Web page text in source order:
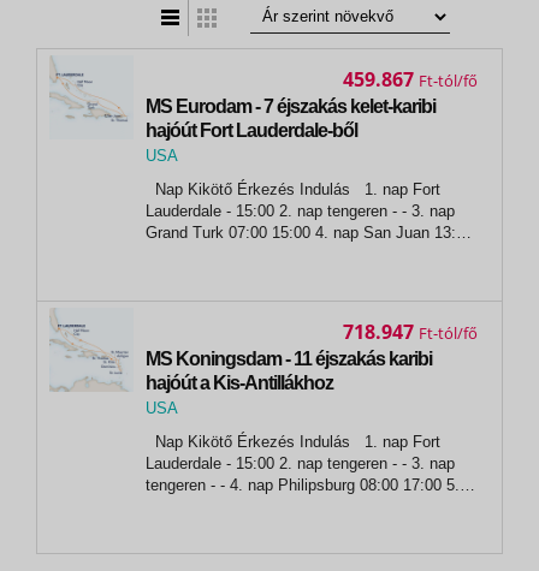
MS Eurodam - 7 éjszakás kelet-karibi
hajóút Fort Lauderdale-ből
USA
Fort Lauderdale
Lauderdale - 15:00 2. nap tengeren - - 3. nap
Grand Turk 07:00 15:00 4. nap San Juan 13:00
14:00...
459.867 Ft
MS Koningsdam - 11 éjszakás karibi
hajóút a Kis-Antillákhoz
USA
Fort Lauderdale
Lauderdale - 15:00 2. nap tengeren - - 3. nap
tengeren - - 4. nap Philipsburg 08:00 17:00 5.
718.947 Ft